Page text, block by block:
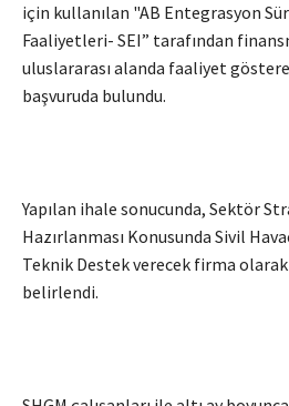
için kullanılan "AB Entegrasyon
Faaliyetleri- SEI” tarafından
uluslararası alanda faaliyet
başvuruda bulundu.
Yapılan ihale sonucunda, Sektör
Hazırlanması Konusunda Sivil
Teknik Destek verecek firma
belirlendi.